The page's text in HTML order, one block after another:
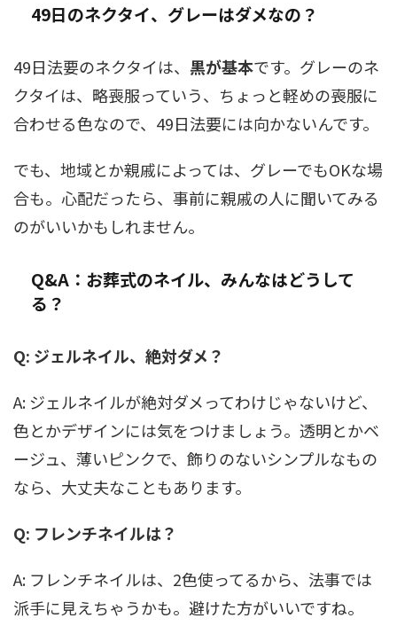
49日のネクタイ、グレーはダメなの？
49日法要のネクタイは、 黒が基本です。グレーのネ
クタイは、略喪服っていう、ちょっと軽めの喪服に
合わせる色なので、49日法要には向かないんです。
でも、地域とか親戚によっては、グレーでもOKな場
合も。心配だったら、事前に親戚の人に聞いてみる
のがいいかもしれません。
Q&A：お葬式のネイル、みんなはどうして
る？
Q: ジェルネイル、絶対ダメ？
A: ジェルネイルが絶対ダメってわけじゃないけど、
色とかデザインには気をつけましょう。透明とかベ
ージュ、薄いピンクで、飾りのないシンプルなもの
なら、大丈夫なこともあります。
Q: フレンチネイルは？
A: フレンチネイルは、2色使ってるから、法事では
派手に見えちゃうかも。避けた方がいいですね。